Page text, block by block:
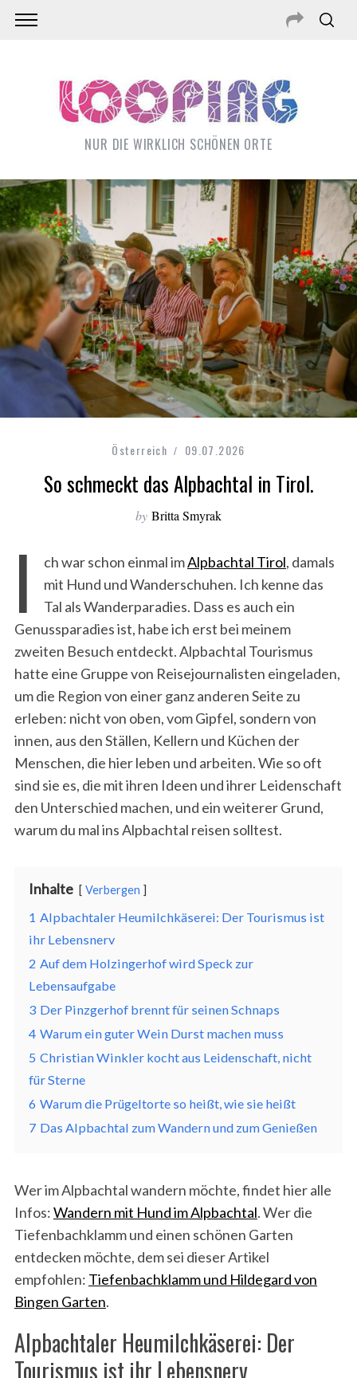
NUR DIE WIRKLICH SCHÖNEN ORTE
Österreich 09.07.2026
So schmeckt das Alpbachtal in Tirol.
by Britta Smyrak
I ch war schon einmal imAlpbachtal Tirol, damals
mit Hund und Wanderschuhen. Ich kenne das
Tal als Wanderparadies. Dass es auch ein
Genussparadies ist, habe ich erst bei meinem
zweiten Besuch entdeckt. Alpbachtal Tourismus
hatte eine Gruppe von Reisejournalisten eingeladen,
um die Region von einer ganz anderen Seite zu
erleben: nicht von oben, vom Gipfel, sondern von
innen, aus den Ställen, Kellern und Küchen der
Menschen, die hier leben und arbeiten. Wie so oft
sind sie es, die mit ihren Ideen und ihrer Leidenschaft
den Unterschied machen, und ein weiterer Grund,
warum du mal ins Alpbachtal reisen solltest.
Inhalte Verbergen
1 Alpbachtaler Heumilchkäserei: Der Tourismus ist
ihr Lebensnerv
2 Auf dem Holzingerhof wird Speck zur
Lebensaufgabe
3 Der Pinzgerhof brennt für seinen Schnaps
4 Warum ein guter Wein Durst machen muss
5 Christian Winkler kocht aus Leidenschaft, nicht
für Sterne
6 Warum die Prügeltorte so heißt, wie sie heißt
7 Das Alpbachtal zum Wandern und zum Genießen
Wer im Alpbachtal wandern möchte, findet hier alle
Infos:Wandern mit Hund im Alpbachtal. Wer die
Tiefenbachklamm und einen schönen Garten
entdecken möchte, dem sei dieser Artikel
empfohlen: Tiefenbachklamm und Hildegard von
Bingen Garten.
Alpbachtaler Heumilchkäserei: Der
Tourismus ist ihr Lebensnerv